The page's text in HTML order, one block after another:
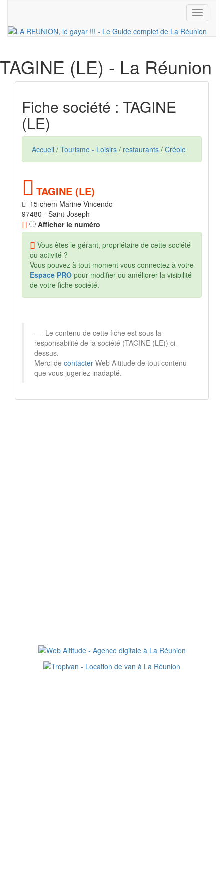
Toggle
TAGINE (LE) - La Réunion
Fiche société : TAGINE
(LE)
Accueil / Tourisme - Loisirs / restaurants / Créole
TAGINE (LE)
15 chem Marine Vincendo
97480 - Saint-Joseph
Afficher le numéro
Vous êtes le gérant, propriétaire de cette société
ou activité ?
Vous pouvez à tout moment vous connectez à votre
Espace PRO pour modifier ou améliorer la visibilité
de votre fiche société.
Le contenu de cette fiche est sous la
responsabilité de la société (TAGINE (LE)) ci-
dessus.
Merci de contacter Web Altitude de tout contenu
que vous jugeriez inadapté.